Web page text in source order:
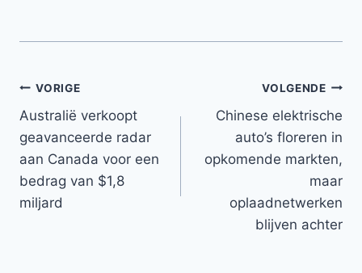
Bericht
navigatie
VORIGE
Australië verkoopt
geavanceerde radar
aan Canada voor een
bedrag van $1,8
miljard
VOLGENDE
Chinese elektrische
auto’s floreren in
opkomende markten,
maar
oplaadnetwerken
blijven achter